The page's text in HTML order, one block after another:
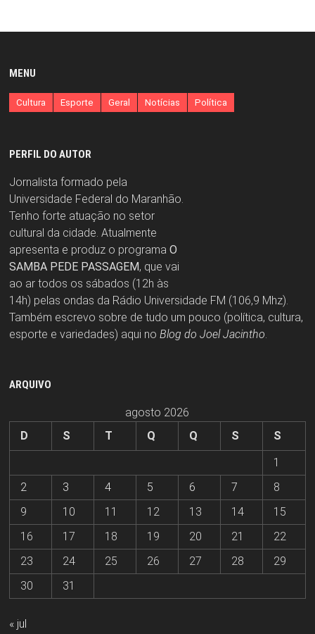
MENU
Cultura Esporte Geral Notícias Política
PERFIL DO AUTOR
Jornalista formado pela
Universidade Federal do Maranhão.
Tenho forte atuação no setor
cultural da cidade. Atualmente
apresenta e produz o programa O
SAMBA PEDE PASSAGEM, que vai
ao ar todos os sábados (12h às
14h) pelas ondas da Rádio Universidade FM (106,9 Mhz).
Também escrevo sobre de tudo um pouco (política, cultura,
esporte e variedades) aqui no Blog do Joel Jacintho
ARQUIVO
agosto 2026
D
S T Q Q S
S
1
2
3 4 5 6 7
8
9
10 11 12 13 14
15
16
17 18 19 20 21
22
23
24 25 26 27 28
29
30
31
« jul